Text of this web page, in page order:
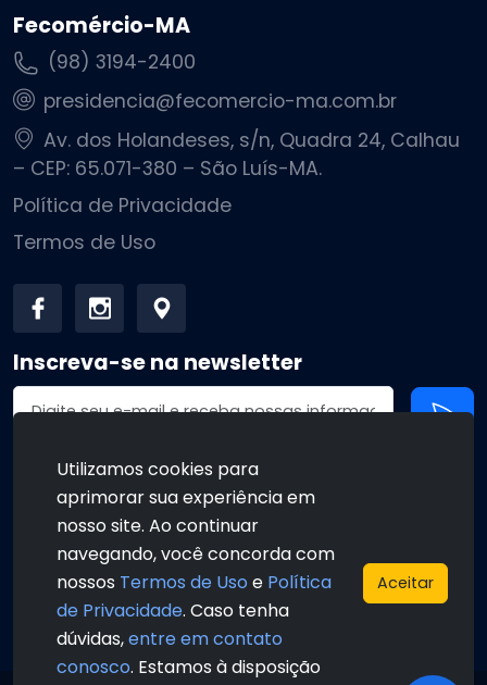
Fecomércio-MA
(98) 3194-2400
presidencia@fecomercio-ma.com.br
Av. dos Holandeses, s/n, Quadra 24, Calhau
– CEP: 65.071-380 – São Luís-MA.
Política de Privacidade
Termos de Uso
Inscreva-se na newsletter
Endereço de email
•
• •
Utilizamos cookies para
aprimorar sua experiência em
nosso site. Ao continuar
navegando, você concorda com
nossos Termos de Uso e Política
de Privacidade. Caso tenha
dúvidas,entre em contato
conosco. Estamos à disposição
Aceitar